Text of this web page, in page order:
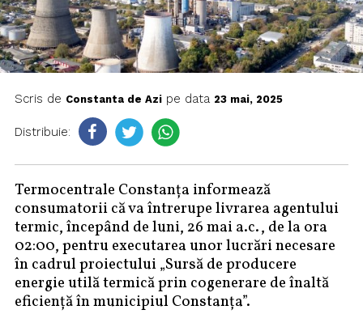
Scris de Constanta de Azipe data 23 mai, 2025
Distribuie:
Termocentrale Constanța informează
consumatorii că va întrerupe livrarea agentului
termic, începând de luni, 26 mai a.c., de la ora
02:00, pentru executarea unor lucrări necesare
în cadrul proiectului „Sursă de producere
energie utilă termică prin cogenerare de înaltă
eficiență în municipiul Constanța”.